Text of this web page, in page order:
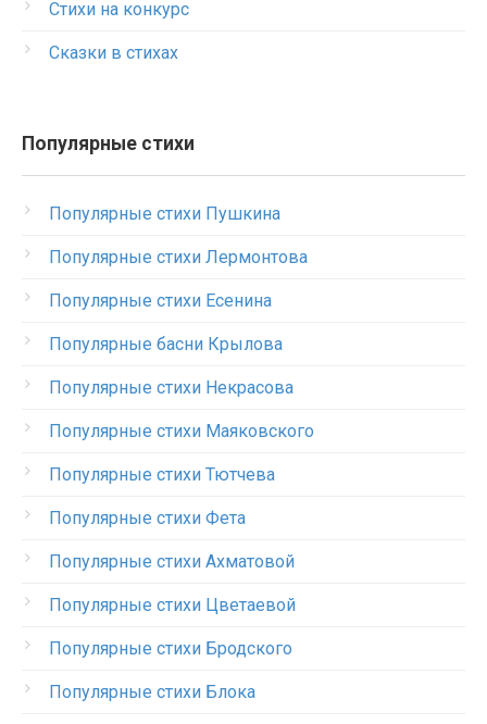
Стихи на конкурс
Сказки в стихах
Популярные стихи
Популярные стихи Пушкина
Популярные стихи Лермонтова
Популярные стихи Есенина
Популярные басни Крылова
Популярные стихи Некрасова
Популярные стихи Маяковского
Популярные стихи Тютчева
Популярные стихи Фета
Популярные стихи Ахматовой
Популярные стихи Цветаевой
Популярные стихи Бродского
Популярные стихи Блока